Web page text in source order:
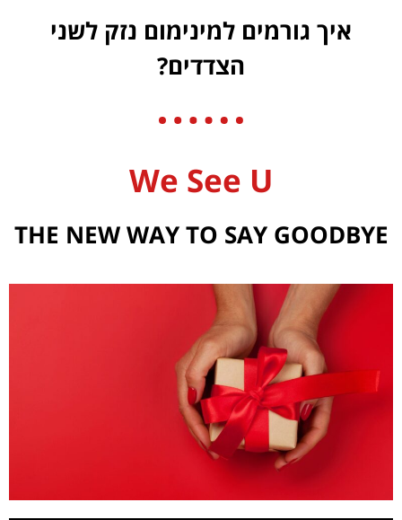
איך גורמים למינימום נזק לשני
הצדדים?
We See U
THE NEW WAY TO SAY GOODBYE